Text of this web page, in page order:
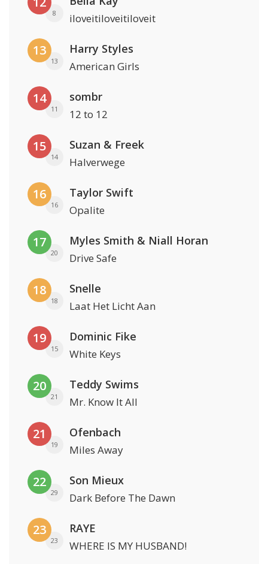
8 iloveitiloveitiloveit
13
13
Harry Styles
American Girls
14
11
sombr
12 to 12
15
14
Suzan & Freek
Halverwege
16
16
Taylor Swift
Opalite
17
20
Myles Smith & Niall Horan
Drive Safe
18
18
Snelle
Laat Het Licht Aan
19
15
Dominic Fike
White Keys
20
21
Teddy Swims
Mr. Know It All
21
19
Ofenbach
Miles Away
22
29
Son Mieux
Dark Before The Dawn
23
23
RAYE
WHERE IS MY HUSBAND!